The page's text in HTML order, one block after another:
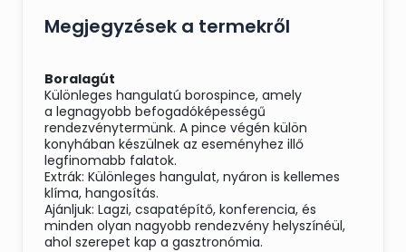
Megjegyzések a termekről
Boralagút
Különleges hangulatú borospince, amely
a legnagyobb befogadóképességű
rendezvénytermünk. A pince végén külön
konyhában készülnek az eseményhez illő
legfinomabb falatok.
Extrák: Különleges hangulat, nyáron is kellemes
klíma, hangosítás.
Ajánljuk: Lagzi, csapatépítő, konferencia, és
minden olyan nagyobb rendezvény helyszínéül,
ahol szerepet kap a gasztronómia.